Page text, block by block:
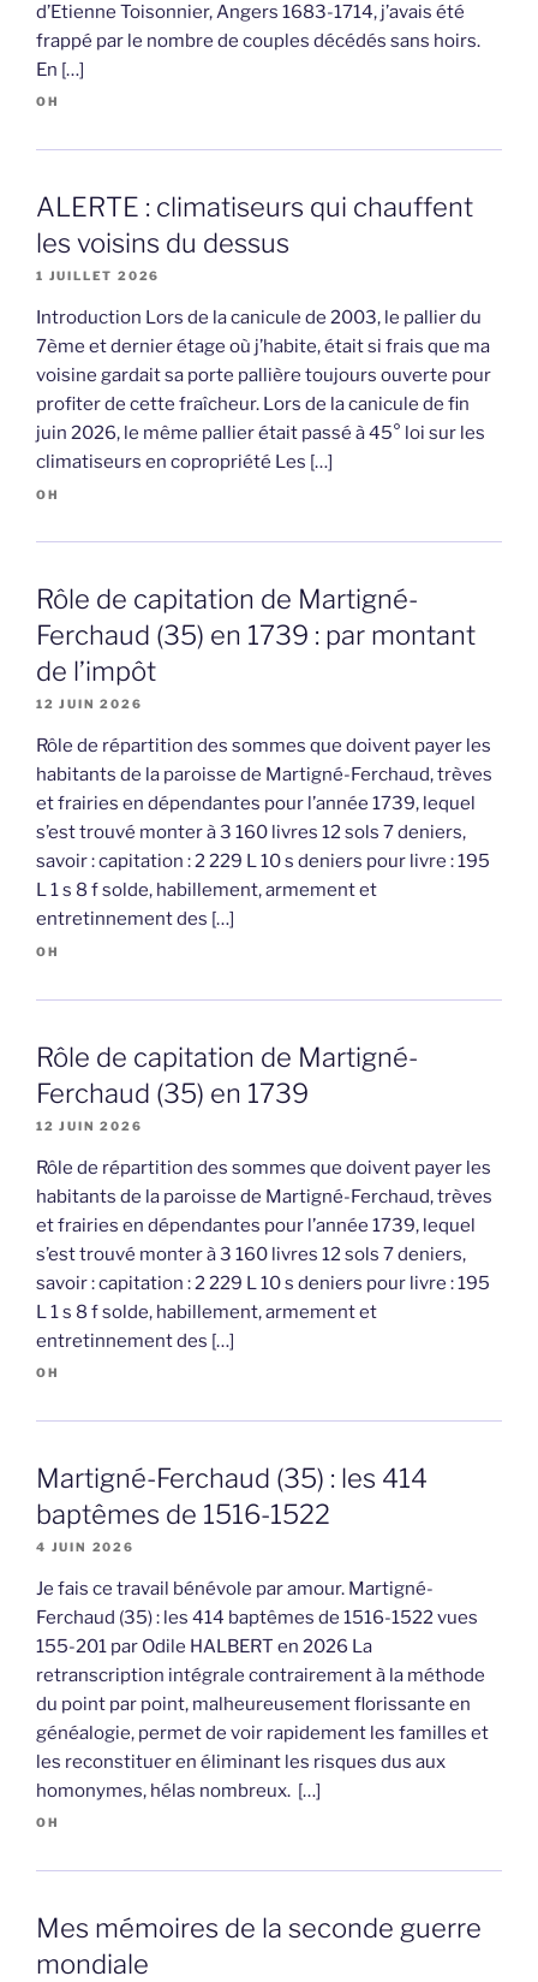
d’Etienne Toisonnier, Angers 1683-1714, j’avais été
frappé par le nombre de couples décédés sans hoirs.
En […]
OH
ALERTE : climatiseurs qui chauffent
les voisins du dessus
1 JUILLET 2026
Introduction Lors de la canicule de 2003, le pallier du
7ème et dernier étage où j’habite, était si frais que ma
voisine gardait sa porte pallière toujours ouverte pour
profiter de cette fraîcheur. Lors de la canicule de fin
juin 2026, le même pallier était passé à 45° loi sur les
climatiseurs en copropriété Les […]
OH
Rôle de capitation de Martigné-
Ferchaud (35) en 1739 : par montant
de l’impôt
12 JUIN 2026
Rôle de répartition des sommes que doivent payer les
habitants de la paroisse de Martigné-Ferchaud, trèves
et frairies en dépendantes pour l’année 1739, lequel
s’est trouvé monter à 3 160 livres 12 sols 7 deniers,
savoir : capitation : 2 229 L 10 s deniers pour livre : 195
L 1 s 8 f solde, habillement, armement et
entretinnement des […]
OH
Rôle de capitation de Martigné-
Ferchaud (35) en 1739
12 JUIN 2026
Rôle de répartition des sommes que doivent payer les
habitants de la paroisse de Martigné-Ferchaud, trèves
et frairies en dépendantes pour l’année 1739, lequel
s’est trouvé monter à 3 160 livres 12 sols 7 deniers,
savoir : capitation : 2 229 L 10 s deniers pour livre : 195
L 1 s 8 f solde, habillement, armement et
entretinnement des […]
OH
Martigné-Ferchaud (35) : les 414
baptêmes de 1516-1522
4 JUIN 2026
Je fais ce travail bénévole par amour. Martigné-
Ferchaud (35) : les 414 baptêmes de 1516-1522 vues
155-201 par Odile HALBERT en 2026 La
retranscription intégrale contrairement à la méthode
du point par point, malheureusement florissante en
généalogie, permet de voir rapidement les familles et
les reconstituer en éliminant les risques dus aux
homonymes, hélas nombreux. […]
OH
Mes mémoires de la seconde guerre
mondiale